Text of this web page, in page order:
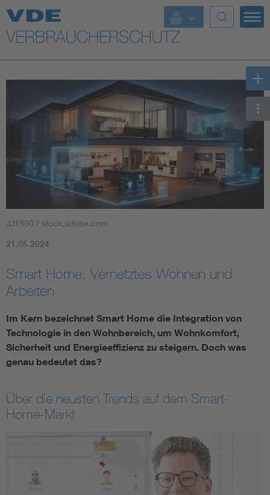
Top Themen
Weitere Themen
JJ1990 / stock.adobe.com
21.05.2024
Smart Home: Vernetztes Wohnen und
Arbeiten
Im Kern bezeichnet Smart Home die Integration von
Technologie in den Wohnbereich, um Wohnkomfort,
Sicherheit und Energieeffizienz zu steigern. Doch was
genau bedeutet das?
Über die neusten Trends auf dem Smart-
Home-Markt